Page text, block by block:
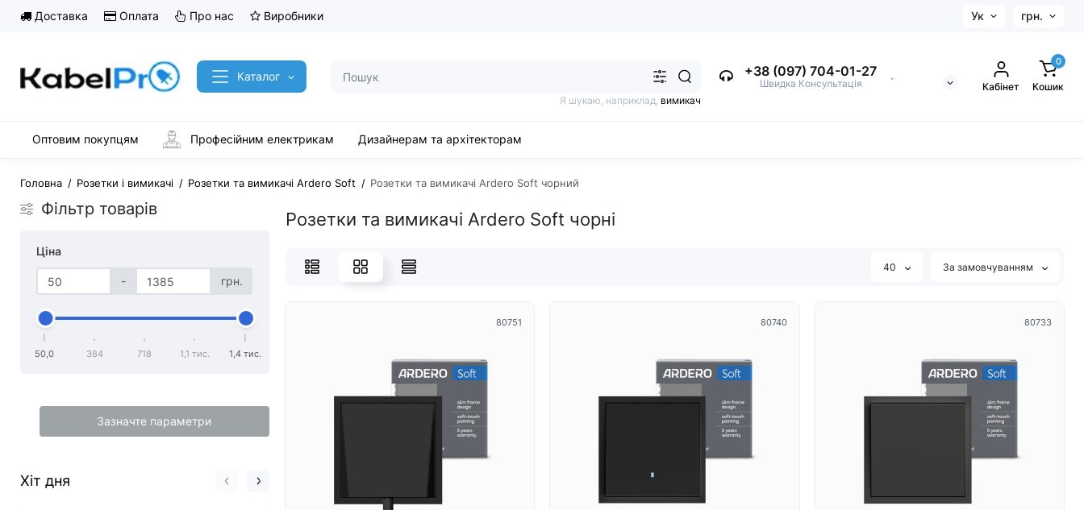
Доставка Оплата Про нас Виробники Ук грн.
Каталог
Я шукаю, наприклад, вимикач
+38 (097) 704-01-27
Швидка Консультація
⌄
Кабінет
0
Кошик
Оптовим покупцям Професійним електрикам Дизайнерам та архітекторам
Головна Розетки і вимикачі Розетки та вимикачі Ardero Soft Розетки та вимикачі Ardero Soft чорний
Фільтр товарів
Ціна
- грн.
50,0 384 718 1,1 тис. 1,4 тис.
Зазначте параметри
Хіт дня
Розетки та вимикачі Ardero Soft чорні
40 За замовчуванням
80751 80740 80733